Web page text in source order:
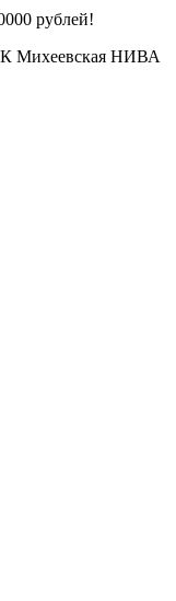
рублей!
Михеевская НИВА